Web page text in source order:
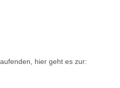
hier geht es zur: